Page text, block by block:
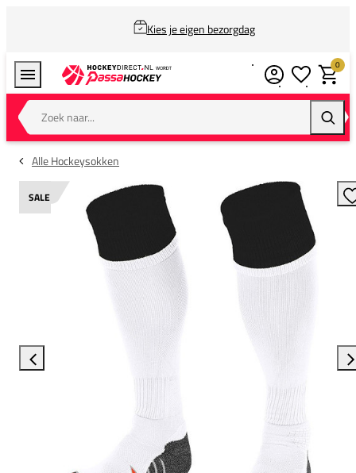
Kies je eigen bezorgdag
Zoek naar...
0
Alle Hockeysokken
SALE